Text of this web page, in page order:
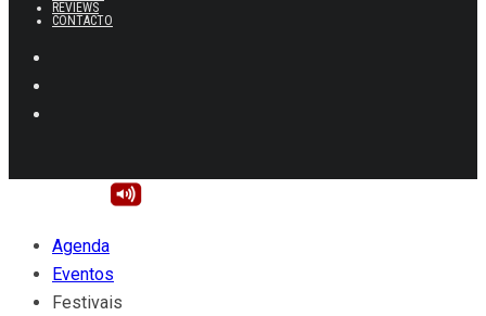
REVIEWS
CONTACTO
Agenda
Eventos
Festivais